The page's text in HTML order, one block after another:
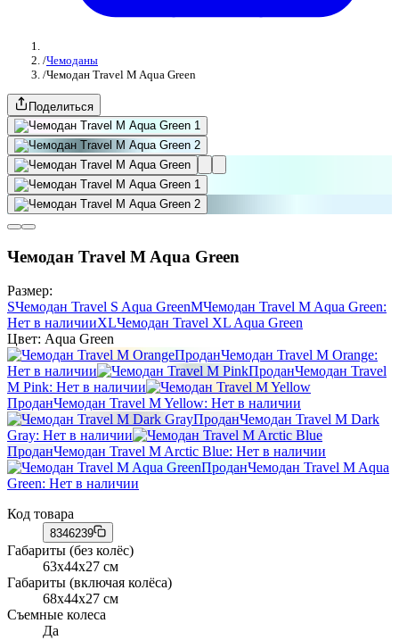
/Чемоданы
/Чемодан Travel M Aqua Green
Поделиться
Чемодан Travel M Aqua Green
Размер:
SЧемодан Travel S Aqua GreenMЧемодан Travel M Aqua Green:
Нет в наличииXLЧемодан Travel XL Aqua Green
Цвет: Aqua Green
ПроданЧемодан Travel M Orange:
Нет в наличии
ПроданЧемодан Travel
M Pink: Нет в наличии
ПроданЧемодан Travel M Yellow: Нет в наличии
ПроданЧемодан Travel M Dark
Gray: Нет в наличии
ПроданЧемодан Travel M Arctic Blue: Нет в наличии
ПроданЧемодан Travel M Aqua
Green: Нет в наличии
Код товара
8346239
Габариты (без колёс)
63x44x27 см
Габариты (включая колёса)
68x44x27 см
Съемные колеса
Да